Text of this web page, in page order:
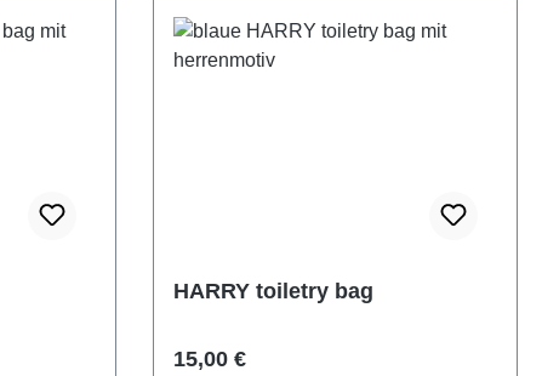
HARRY toiletry bag
Regulärer Preis:
15,00 €